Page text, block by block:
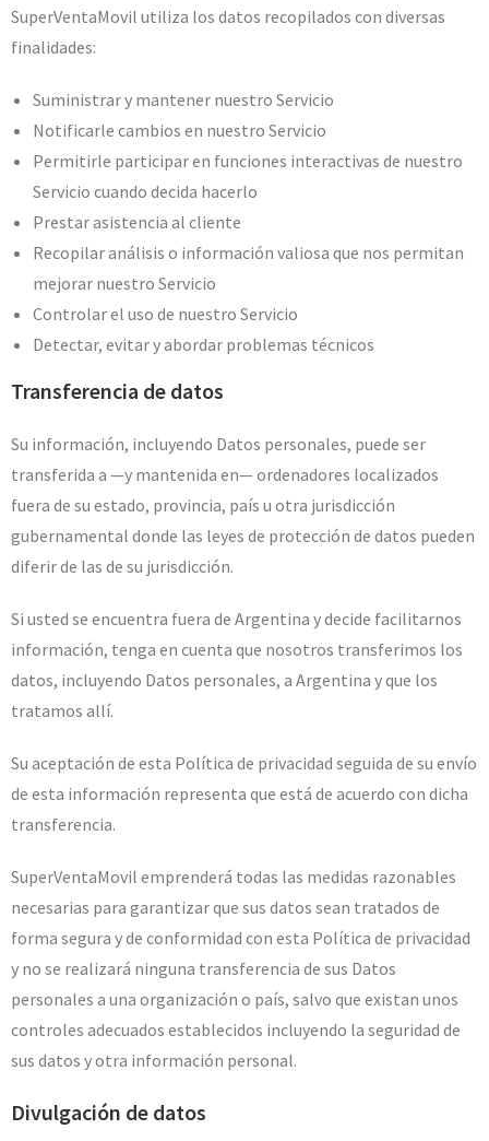
SuperVentaMovil utiliza los datos recopilados con diversas
finalidades:
Suministrar y mantener nuestro Servicio
Notificarle cambios en nuestro Servicio
Permitirle participar en funciones interactivas de nuestro
Servicio cuando decida hacerlo
Prestar asistencia al cliente
Recopilar análisis o información valiosa que nos permitan
mejorar nuestro Servicio
Controlar el uso de nuestro Servicio
Detectar, evitar y abordar problemas técnicos
Transferencia de datos
Su información, incluyendo Datos personales, puede ser
transferida a —y mantenida en— ordenadores localizados
fuera de su estado, provincia, país u otra jurisdicción
gubernamental donde las leyes de protección de datos pueden
diferir de las de su jurisdicción.
Si usted se encuentra fuera de Argentina y decide facilitarnos
información, tenga en cuenta que nosotros transferimos los
datos, incluyendo Datos personales, a Argentina y que los
tratamos allí.
Su aceptación de esta Política de privacidad seguida de su envío
de esta información representa que está de acuerdo con dicha
transferencia.
SuperVentaMovil emprenderá todas las medidas razonables
necesarias para garantizar que sus datos sean tratados de
forma segura y de conformidad con esta Política de privacidad
y no se realizará ninguna transferencia de sus Datos
personales a una organización o país, salvo que existan unos
controles adecuados establecidos incluyendo la seguridad de
sus datos y otra información personal.
Divulgación de datos